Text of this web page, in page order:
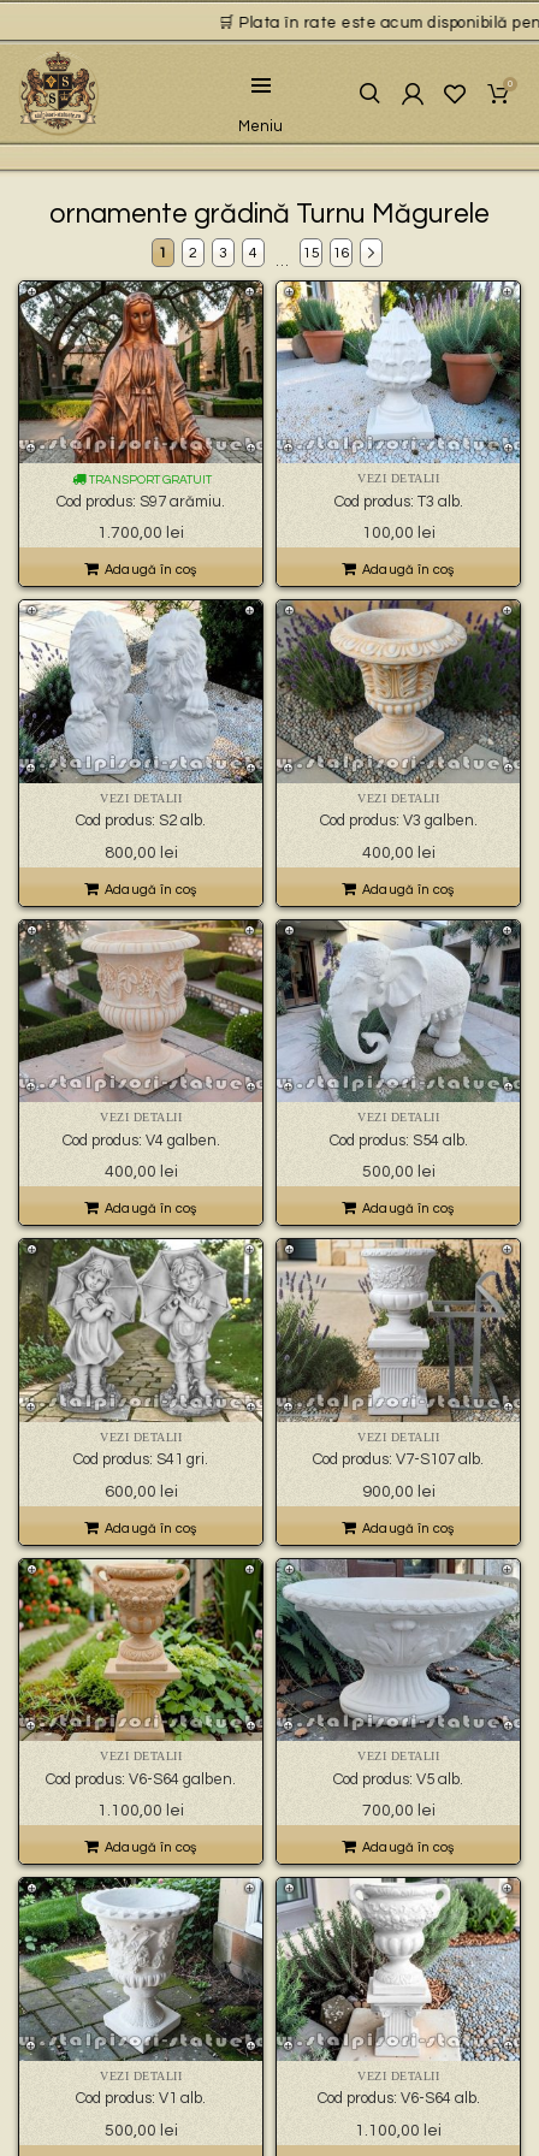
🛒 Plata în rate este acum disponibilă
Meniu
0
ornamente grădină Turnu Măgurele
1 2 3 4 15 16
TRANSPORT GRATUIT
Cod produs: S97 arămiu.
1.700,00 lei
Adaugă în coş
VEZI DETALII
Cod produs: T3 alb.
100,00 lei
Adaugă în coş
VEZI DETALII
Cod produs: S2 alb.
800,00 lei
Adaugă în coş
VEZI DETALII
Cod produs: V3 galben.
400,00 lei
Adaugă în coş
VEZI DETALII
Cod produs: V4 galben.
400,00 lei
Adaugă în coş
VEZI DETALII
Cod produs: S54 alb.
500,00 lei
Adaugă în coş
VEZI DETALII
Cod produs: S41 gri.
600,00 lei
Adaugă în coş
VEZI DETALII
Cod produs: V7-S107 alb.
900,00 lei
Adaugă în coş
VEZI DETALII
Cod produs: V6-S64 galben.
1.100,00 lei
Adaugă în coş
VEZI DETALII
Cod produs: V5 alb.
700,00 lei
Adaugă în coş
VEZI DETALII
Cod produs: V1 alb.
500,00 lei
VEZI DETALII
Cod produs: V6-S64 alb.
1.100,00 lei